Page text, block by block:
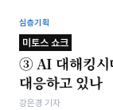
심층기획
미토스 쇼크
③ AI 대해킹시
대응하고 있나
강은경 기자